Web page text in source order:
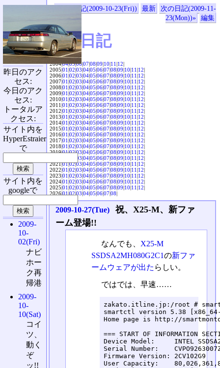
«前の日記(2009-10-23(Fri)) 最新
次の日記(2009-11-
23(Mon))»
編集
SVX日記
2004|04|05|06|07|08|09|10|11|12|
2005|01|02|03|04|05|06|07|08|09|10|11|12|
2006|01|02|03|04|05|06|07|08|09|10|11|12|
2007|01|02|03|04|05|06|07|08|09|10|11|12|
2008|01|02|03|04|05|06|07|08|09|10|11|12|
2009|01|02|03|04|05|06|07|08|09|10|11|12|
2010|01|02|03|04|05|06|07|08|09|10|11|12|
2011|01|02|03|04|05|06|07|08|09|10|11|12|
2012|01|02|03|04|05|06|07|08|09|10|11|12|
2013|01|02|03|04|05|06|07|08|09|10|11|12|
2014|01|02|03|04|05|06|07|08|09|10|11|12|
2015|01|02|03|04|05|06|07|08|09|10|11|12|
2016|01|02|03|04|05|06|07|08|09|10|11|12|
2017|01|02|03|04|05|06|07|08|09|10|11|12|
2018|01|02|03|04|05|06|07|08|09|10|11|12|
2019|01|02|03|04|05|06|07|08|09|10|11|12|
03|04|05|06|07|08|09|10|11|12|
2021|01|02|03|04|05|06|07|08|09|10|11|12|
2022|01|02|03|04|05|06|07|08|09|10|11|12|
2023|01|02|03|04|05|06|07|08|09|10|11|12|
2024|01|02|03|04|05|06|07|08|09|10|11|12|
2025|01|02|03|04|05|06|07|08|09|10|11|12|
2026|01|02|03|04|05|06|07|08|
2009-10-27(Tue)
祝、X25-M、新ファ
ーム登場!!
なんでも、 X25-M
SSDSA2MH080G2C1の新ファ
ームウェアが出た らしい。
ではでは、早速……
zakato.itline.jp:/root #
smartctl version 5.38
Home page is http://
=== START OF INFORMATION
Device Model:     INTEL
Serial Number:
Firmware Version: 2CV102G9
User Capacity:
昨日のアク
セス:
今日のアク
セス:
トータルア
クセス:
サイト内を
HyperEstraier
で
サイト内を
googleで
2009-
10-
02(Fri)
ナビ
ホー
ク再
帰港
2009-
10-
10(Sat)
コイ
ツ、
動く
ぞ
ッ!!